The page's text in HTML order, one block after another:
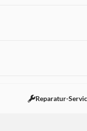
Reparatur-